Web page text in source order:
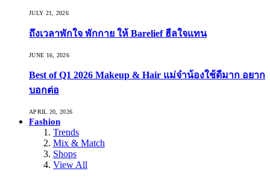
JULY 21, 2026
ถึงเวลาพักใจ พักกาย ให้ Barelief ฮีลใจแทน
JUNE 16, 2026
Best of Q1 2026 Makeup & Hair แม่จ๋าน้องใช้ดีมาก อยาก
บอกต่อ
APRIL 20, 2026
Fashion
Trends
Mix & Match
Shops
View All